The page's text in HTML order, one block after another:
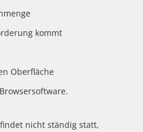
kommt
Oberfläche
nicht ständig statt,